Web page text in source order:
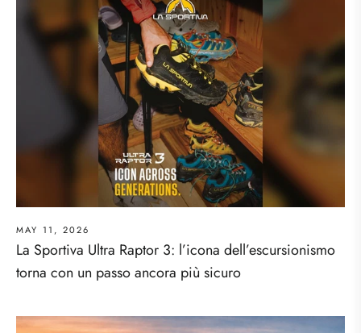
MAY 11, 2026
La Sportiva Ultra Raptor 3: l’icona dell’escursionismo
torna con un passo ancora più sicuro